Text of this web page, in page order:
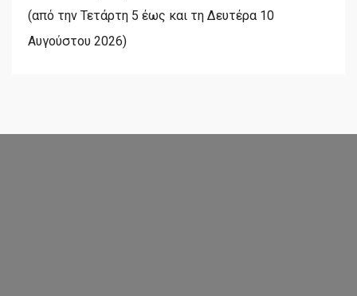
(από την Τετάρτη 5 έως και τη Δευτέρα 10
Αυγούστου 2026)